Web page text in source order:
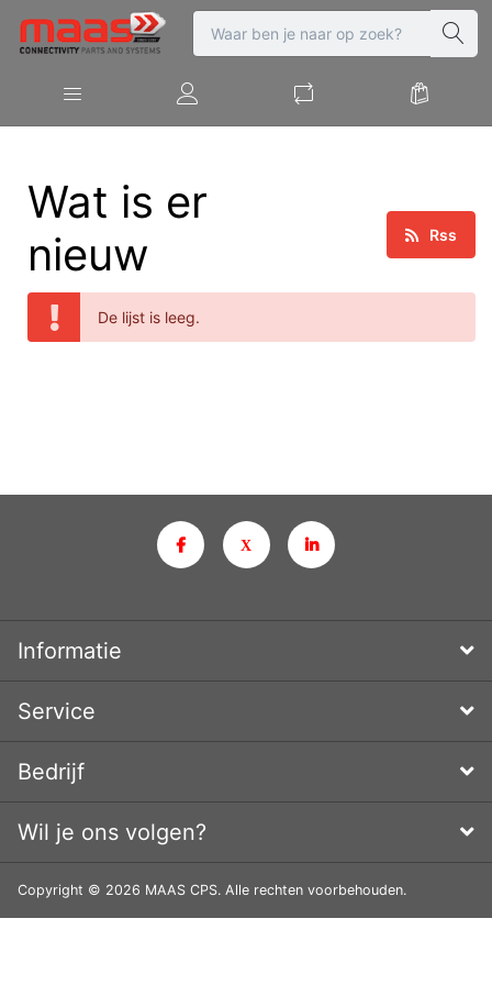
Wat is er
nieuw
Rss
De lijst is leeg.
Informatie
Service
Bedrijf
Wil je ons volgen?
Copyright © 2026 MAAS CPS. Alle rechten voorbehouden.